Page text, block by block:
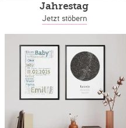
Jahrestag
Jetzt stöbern